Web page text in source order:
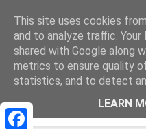
CON NOMBRE Y
This site uses cookies
and to analyze traffic.
shared with Google along
metrics to ensure quality
statistics, and to detect
LEARN